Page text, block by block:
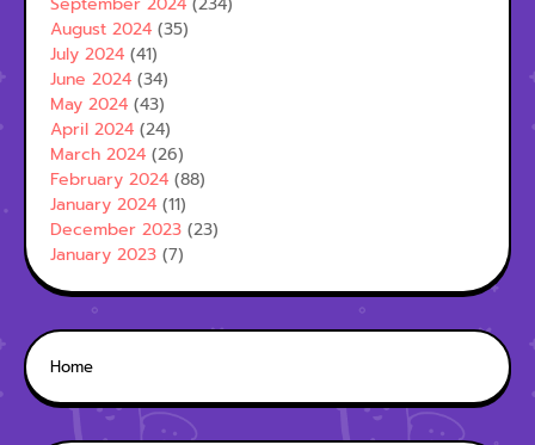
August 2024 (35)
July 2024 (41)
June 2024 (34)
May 2024 (43)
April 2024 (24)
March 2024 (26)
February 2024 (88)
January 2024 (11)
December 2023 (23)
January 2023 (7)
Home